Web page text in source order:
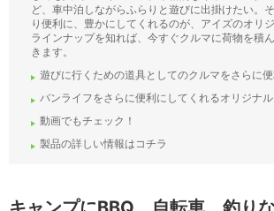
ど、車中泊しながらふらりと遊びに出掛けたい。
り便利に、豊かにしてくれるのが、アイズのオリ
ラインナップを知れば、今すぐクルマに荷物を積
きます。
遊びに行くための道具としてのクルマをさらに
バンライフをさらに便利にしてくれるオリジナ
動画でもチェック！
製品の詳しい情報はコチラ